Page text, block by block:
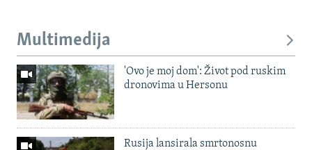
Multimedija
'Ovo je moj dom': Život pod ruskim
dronovima u Hersonu
Rusija lansirala smrtonosnu